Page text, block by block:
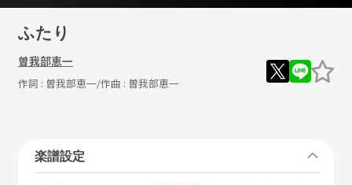
ふたり
曽我部恵一
作詞 : 曽我部恵一/作曲 : 曽我部恵一
楽譜設定